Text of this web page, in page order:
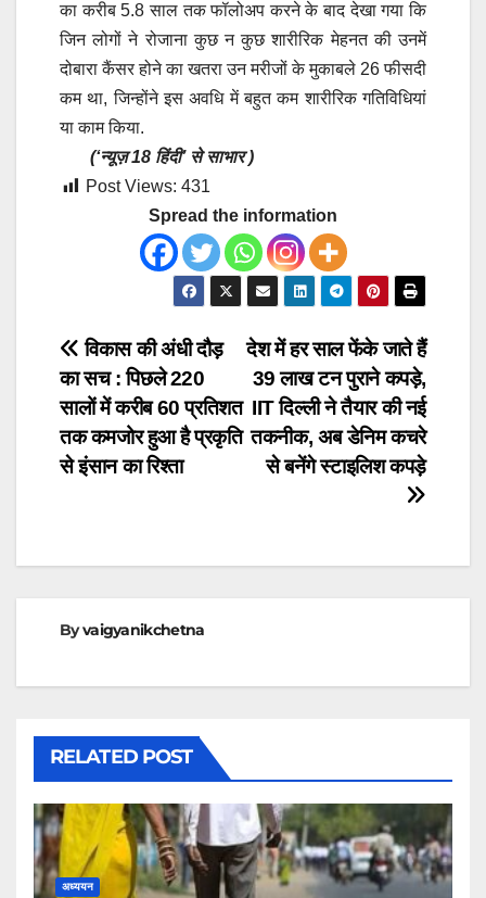
का करीब 5.8 साल तक फॉलोअप करने के बाद देखा गया कि
जिन लोगों ने रोजाना कुछ न कुछ शारीरिक मेहनत की उनमें
दोबारा कैंसर होने का खतरा उन मरीजों के मुकाबले 26 फीसदी
कम था, जिन्होंने इस अवधि में बहुत कम शारीरिक गतिविधियां
या काम किया.
(‘न्यूज़ 18 हिंदी’ से साभार )
Post Views: 431
Spread the information
Post
navigation
देश में हर साल फेंके जाते हैं
39 लाख टन पुराने कपड़े,
IIT दिल्ली ने तैयार की नई
तकनीक, अब डेनिम कचरे
से बनेंगे स्टाइलिश कपड़े
विकास की अंधी दौड़
का सच : पिछले 220
सालों में करीब 60 प्रतिशत
तक कमजोर हुआ है प्रकृति
से इंसान का रिश्ता
Byvaigyanikchetna
RELATED POST
अध्ययन